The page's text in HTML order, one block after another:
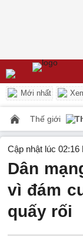
Mới nhất
Thế giới
Cập nhật lúc 02:16
Dân
vì đám
quấy rối